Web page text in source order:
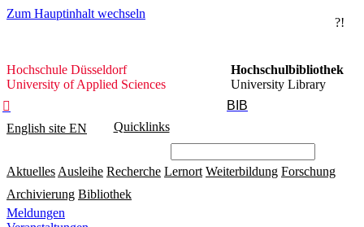
Zum Hauptinhalt wechseln
?!
Hochschule
Düsseldorf
Hochschule Düsseldorf
University of Applied Sciences
Hochschulbibliothek
University Library

BIB
English site EN Quicklinks
Aktuelles Ausleihe Recherche Lernort Weiterbildung Forschung
Archivierung Bibliothek
Meldungen